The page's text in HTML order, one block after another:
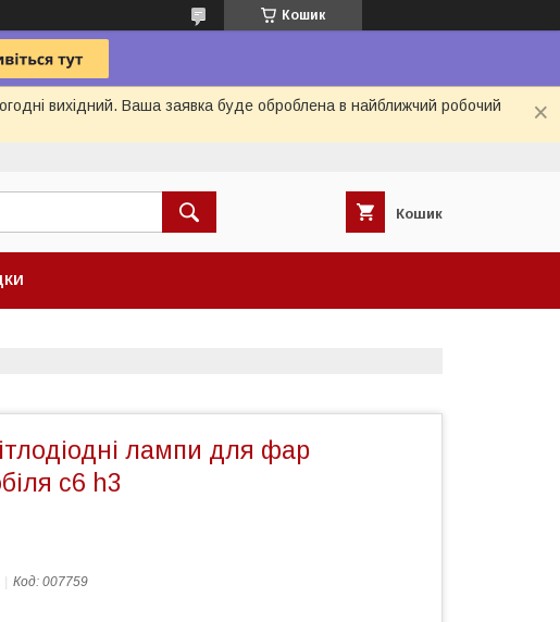
Кошик
вихідний. Ваша заявка буде оброблена в найближчий робочий
Кошик
лампи для фар
c6 h3
Код: 007759